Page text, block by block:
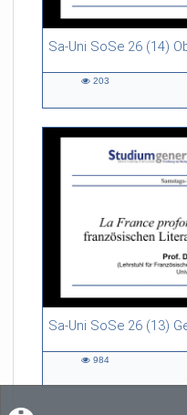
Sa-Uni SoSe 26 (14)
46:53 duration
203
Sa-Uni SoSe 26 (13)
55:13 duration
984